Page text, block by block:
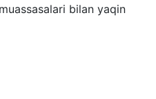
bilan yaqin